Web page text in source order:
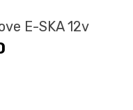
E-SKA 12v